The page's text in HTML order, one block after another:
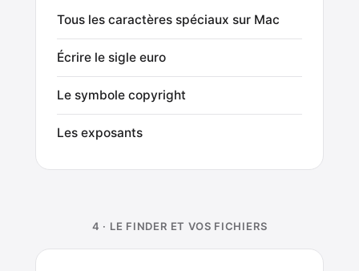
Tous les caractères spéciaux sur Mac
Écrire le sigle euro
Le symbole copyright
Les exposants
4 · LE FINDER ET VOS FICHIERS